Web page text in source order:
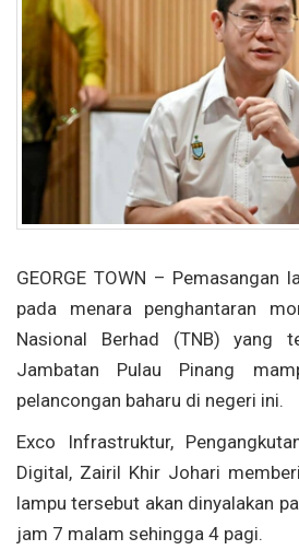
GEORGE TOWN – Pemasangan
pada menara penghantaran
Nasional Berhad (TNB) yang
Jambatan Pulau Pinang
pelancongan baharu di negeri ini.
Exco Infrastruktur,
Digital, Zairil Khir Johari
lampu tersebut akan dinyalakan
jam 7 malam sehingga 4 pagi.